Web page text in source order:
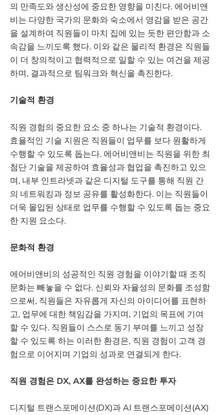
의 만족도와 생산성에 중요한 영향을 미친다. 에어비앤
비는 다양한 국가의 문화와 숙소에서 영감을 받은 공간
을 설계하여 직원들이 마치 집에 있는 듯한 편안함과 소
속감을 느끼도록 했다. 이와 같은 물리적 환경은 직원들
이 더 창의적이고 협력적으로 일할 수 있는 여건을 제공
하며, 결과적으로 팀워크와 혁신을 촉진한다.
기술적 환경
직원 경험의 중요한 요소 중 하나는 기술적 환경이다.
효율적인 기술 지원은 직원들이 업무를 보다 원활하게
수행할 수 있도록 돕는다. 에어비앤비는 직원을 위한 최
첨단 기술을 제공하여 효율성과 협업을 촉진하고 있으
며, 내부 인트라넷과 같은 디지털 도구를 통해 직원 간
의 네트워킹과 정보 공유를 활성화한다. 이는 직원들이
더욱 몰입된 상태로 업무를 수행할 수 있도록 돕는 중요
한 지원 요소다.
문화적 환경
에어비앤비의 성공적인 직원 경험을 이야기할 때 조직
문화는 빼놓을 수 없다. 신뢰와 자율성의 문화를 조성함
으로써, 직원들은 자유롭게 자신의 아이디어를 표현하
고, 업무에 대한 책임감을 가지며, 기업의 목표에 기여
할 수 있다. 직원들이 스스로 동기 부여를 느끼고 성장
할 수 있도록 하는 이러한 환경은, 직원 경험이 고객 경
험으로 이어지며 기업의 성과로 연결되게 한다.
직원 경험은 DX, AX를 완성하는 중요한 투자
디지털 트랜스포메이션(DX)과 AI 트랜스포메이션(AX)